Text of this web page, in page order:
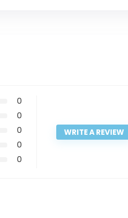
0
0
0
0
0
WRITE A REVIEW